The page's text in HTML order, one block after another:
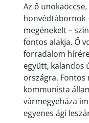
Az ő unokaöccse,
honvédtábornok
megénekelt –
fontos alakja. Ő
forradalom
együtt, kalandos
országra. Fontos
kommunista
vármegyeháza
egyenes ági